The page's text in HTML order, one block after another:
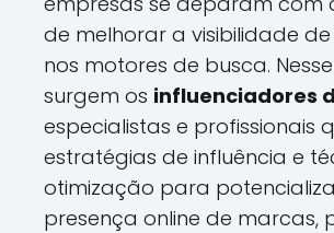
de melhorar a visibilidade de
nos motores de busca.
surgem os influenciadores
especialistas e profissionais
estratégias de influência e
otimização para
presença online de marcas,